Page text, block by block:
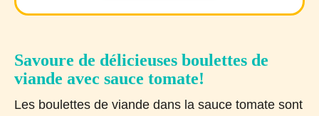
Savoure de délicieuses boulettes de
viande avec sauce tomate!
Les boulettes de viande dans la sauce tomate sont